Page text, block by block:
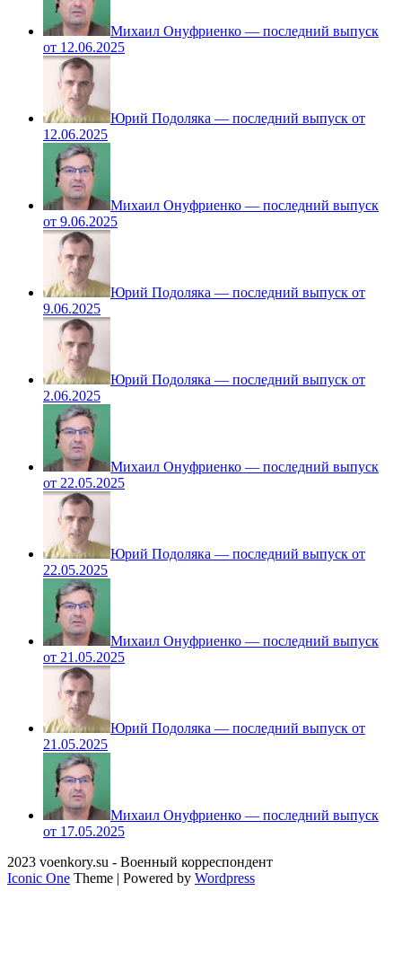
Михаил Онуфриенко — последний выпуск
от 12.06.2025
Юрий Подоляка — последний выпуск от
12.06.2025
Михаил Онуфриенко — последний выпуск
от 9.06.2025
Юрий Подоляка — последний выпуск от
9.06.2025
Юрий Подоляка — последний выпуск от
2.06.2025
Михаил Онуфриенко — последний выпуск
от 22.05.2025
Юрий Подоляка — последний выпуск от
22.05.2025
Михаил Онуфриенко — последний выпуск
от 21.05.2025
Юрий Подоляка — последний выпуск от
21.05.2025
Михаил Онуфриенко — последний выпуск
от 17.05.2025
2023 voenkory.su - Военный корреспондент
Iconic One Theme | Powered by Wordpress